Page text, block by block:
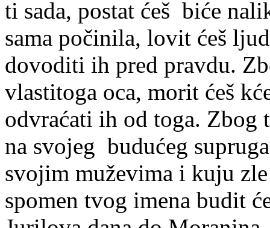
ti sada, postat ćeš biće
sama počinila, lovit ćeš
dovoditi ih pred pravdu.
vlastitoga oca, morit ćeš
odvraćati ih od toga. Zbog
na svojeg budućeg
svojim muževima i kuju
spomen tvog imena budit